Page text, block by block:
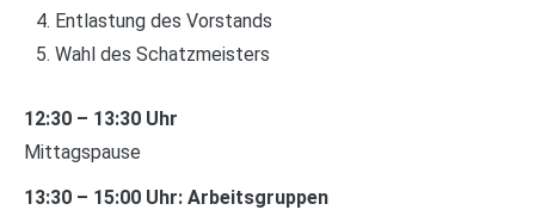
Entlastung des Vorstands
Wahl des Schatzmeisters
12:30 – 13:30 Uhr
Mittagspause
13:30 – 15:00 Uhr: Arbeitsgruppen